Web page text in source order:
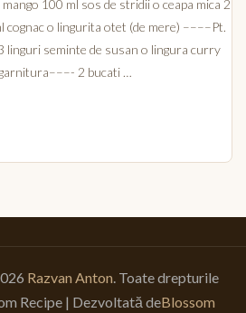
100 ml sos de stridii o ceapa mica 2
cognac o lingurita otet (de mere) ––––Pt.
linguri seminte de susan o lingura curry
2 bucati …
Razvan Anton. Toate drepturile
Recipe | Dezvoltată deBlossom